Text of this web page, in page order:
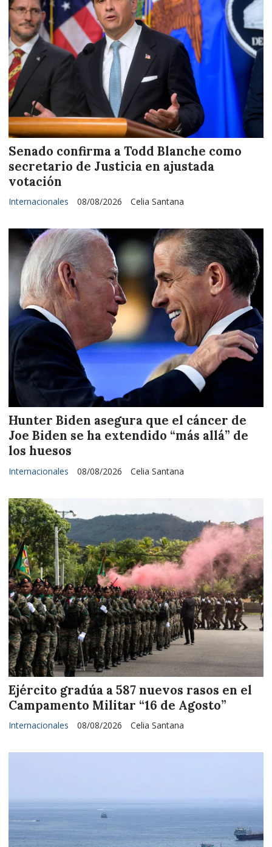
Senado confirma a Todd Blanche como
secretario de Justicia en ajustada
votación
Celia Santana
Internacionales 08/08/2026
Hunter Biden asegura que el cáncer de
Joe Biden se ha extendido “más allá” de
los huesos
Celia Santana
Internacionales 08/08/2026
Ejército gradúa a 587 nuevos rasos en el
Campamento Militar “16 de Agosto”
Celia Santana
Internacionales 08/08/2026